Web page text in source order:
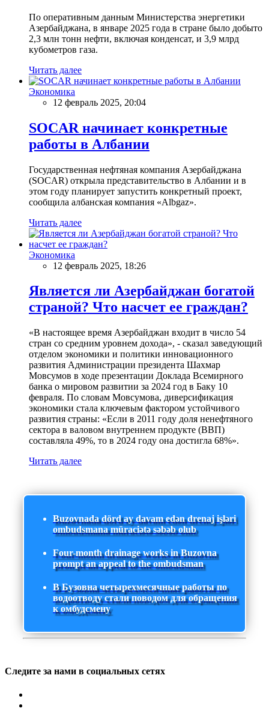
По оперативным данным Министерства энергетики
Азербайджана, в январе 2025 года в стране было добыто
2,3 млн тонн нефти, включая конденсат, и 3,9 млрд
кубометров газа.
Читать далее
Экономика
12 февраль 2025, 20:04
SOCAR начинает конкретные
работы в Албании
Государственная нефтяная компания Азербайджана
(SOCAR) открыла представительство в Албании и в
этом году планирует запустить конкретный проект,
сообщила албанская компания «Albgaz».
Читать далее
Экономика
12 февраль 2025, 18:26
Является ли Азербайджан богатой
страной? Что насчет ее граждан?
«В настоящее время Азербайджан входит в число 54
стран со средним уровнем дохода», - сказал заведующий
отделом экономики и политики инновационного
развития Администрации президента Шахмар
Мовсумов в ходе презентации Доклада Всемирного
банка о мировом развитии за 2024 год в Баку 10
февраля. По словам Мовсумова, диверсификация
экономики стала ключевым фактором устойчивого
развития страны: «Если в 2011 году доля ненефтяного
сектора в валовом внутреннем продукте (ВВП)
составляла 49%, то в 2024 году она достигла 68%».
Читать далее
Buzovnada dörd ay davam edən drenaj işləri
ombudsmana müraciətə səbəb olub
Four-month drainage works in Buzovna
prompt an appeal to the ombudsman
В Бузовна четырехмесячные работы по
водоотводу стали поводом для обращения
к омбудсмену
Следите за нами в социальных сетях